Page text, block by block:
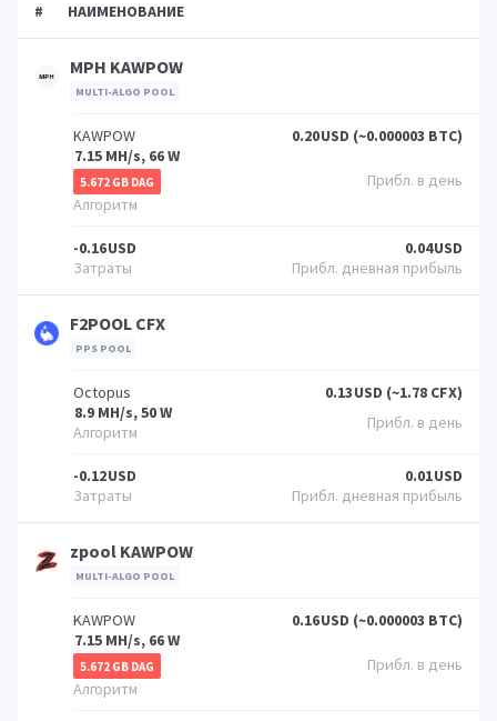
# НАИМЕНОВАНИЕ
MPH KAWPOW
MULTI-ALGO POOL
KAWPOW
7.15 MH/s, 66 W
5.672 GB DAG
0.20USD (~0.000003 BTC)
-0.16USD 0.04USD
F2POOL CFX
PPS POOL
Octopus
8.9 MH/s, 50 W
0.13USD (~1.78 CFX)
-0.12USD 0.01USD
zpool KAWPOW
MULTI-ALGO POOL
KAWPOW
7.15 MH/s, 66 W
5.672 GB DAG
0.16USD (~0.000003 BTC)